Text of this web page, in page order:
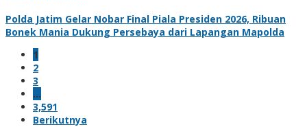
Polda Jatim Gelar Nobar Final Piala Presiden 2026, Ribuan
Bonek Mania Dukung Persebaya dari Lapangan Mapolda
1
2
3
…
3,591
Berikutnya